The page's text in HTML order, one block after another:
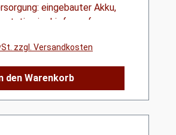
eingebauter Akku,
im Lieferumfang
zzgl. Versandkosten
den Warenkorb